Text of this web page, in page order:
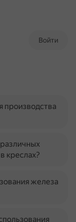
Войти
производства
креслах?
железа